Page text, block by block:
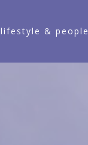
lifestyle & people